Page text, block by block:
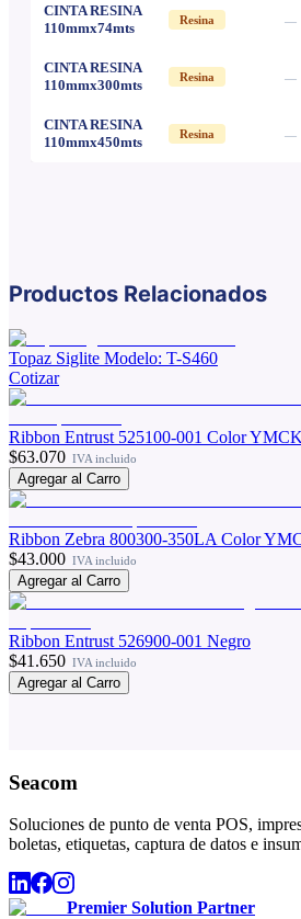
CINTA RESINA
110mmx74mts
Resina —
CINTA RESINA
110mmx300mts
Resina —
CINTA RESINA
110mmx450mts
Resina —
Productos Relacionados
Topaz Siglite Modelo: T-S460
Cotizar
Ribbon Entrust 525100-001 Color
$63.070 IVA incluido
Agregar al Carro
Ribbon Zebra 800300-350LA Color
$43.000 IVA incluido
Agregar al Carro
Ribbon Entrust 526900-001 Negro
$41.650 IVA incluido
Agregar al Carro
Seacom
Soluciones de punto de venta POS,
boletas, etiquetas, captura de datos e
Premier Solution Partner